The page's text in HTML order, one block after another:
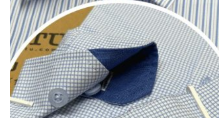
CHÍNH SÁCH VẬN CHUYỂN
Hàng hóa được đóng thùng + màng bọc chắc
chắn